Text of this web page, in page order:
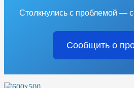
Столкнулись с проблемой —
Сообщить о